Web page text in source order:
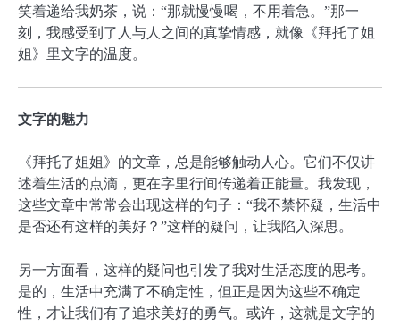
笑着递给我奶茶，说：“那就慢慢喝，不用着急。”那一
刻，我感受到了人与人之间的真挚情感，就像《拜托了姐
姐》里文字的温度。
文字的魅力
《拜托了姐姐》的文章，总是能够触动人心。它们不仅讲
述着生活的点滴，更在字里行间传递着正能量。我发现，
这些文章中常常会出现这样的句子：“我不禁怀疑，生活中
是否还有这样的美好？”这样的疑问，让我陷入深思。
另一方面看，这样的疑问也引发了我对生活态度的思考。
是的，生活中充满了不确定性，但正是因为这些不确定
性，才让我们有了追求美好的勇气。或许，这就是文字的